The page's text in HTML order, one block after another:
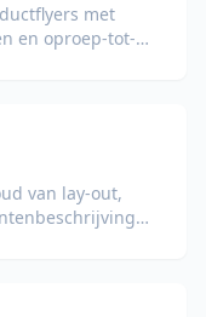
met
en oproep-tot-
van lay-out,